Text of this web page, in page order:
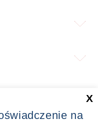
⬇
⬇
na
X